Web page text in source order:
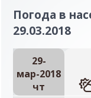
Погода в
29.03.2018
29-
мар-2018
чт